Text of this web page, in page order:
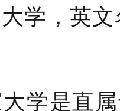
学，英
学是直